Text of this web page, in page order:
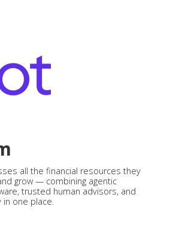
all the financial resources they
grow — combining agentic
trusted human advisors, and
in one place.